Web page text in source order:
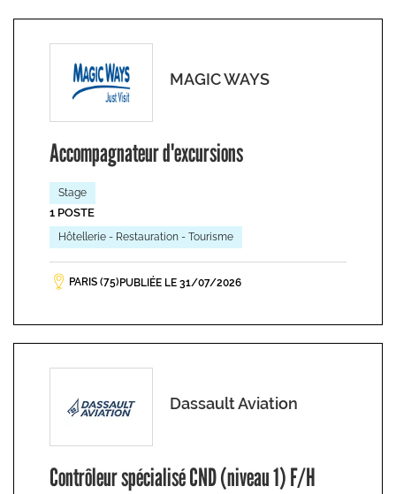
MAGIC WAYS
Accompagnateur d'excursions
Stage
1 POSTE
Hôtellerie - Restauration - Tourisme
PARIS (75) PUBLIÉE LE 31/07/2026
Dassault Aviation
Contrôleur spécialisé CND (niveau 1) F/H